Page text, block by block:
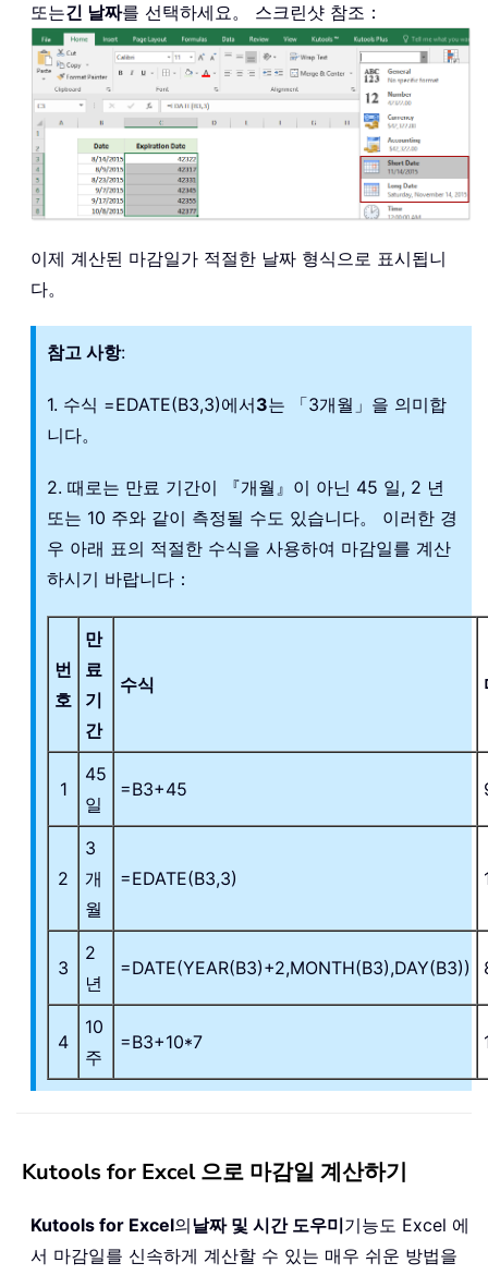
또는긴 날짜를 선택하세요。 스크린샷 참조：
이제 계산된 마감일가 적절한 날짜 형식으로 표시됩니
다。
참고 사항:
1. 수식 =EDATE(B3,3)에서3는 「3개월」을 의미합
니다。
2. 때로는 만료 기간이 『개월』이 아닌 45 일, 2 년
또는 10 주와 같이 측정될 수도 있습니다。 이러한 경
우 아래 표의 적절한 수식을 사용하여 마감일를 계산
하시기 바랍니다：
번
호
만
료
기
간
수식
1
45
일
=B3+45
2
3
개
월
=EDATE(B3,3)
3
2
년
=DATE(YEAR(B3)+2,MONTH(B3),DAY(B3))
4
10
주
=B3+10*7
Kutools for Excel 으로 마감일 계산하기
Kutools for Excel의날짜 및 시간 도우미기능도 Excel 에
서 마감일를 신속하게 계산할 수 있는 매우 쉬운 방법을